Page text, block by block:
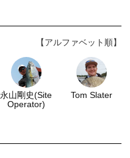
【アルファベット順】
永山剛史(Site
Operator)
Tom Slater